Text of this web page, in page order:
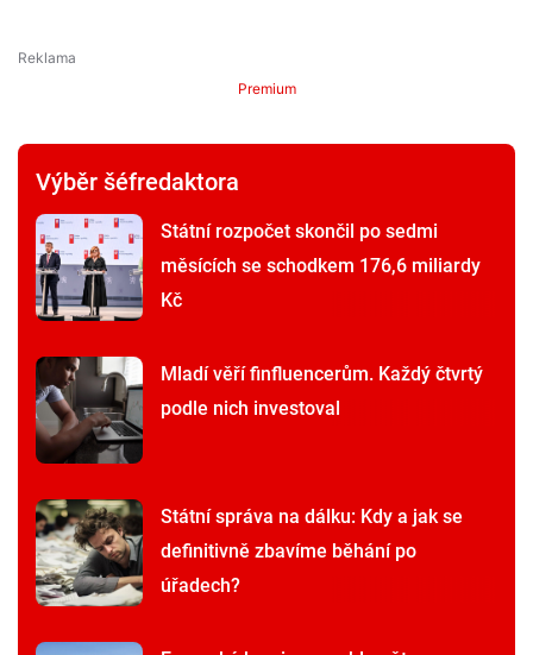
Premium
Výběr šéfredaktora
Státní rozpočet skončil po sedmi
měsících se schodkem 176,6 miliardy
Kč
Mladí věří finfluencerům. Každý čtvrtý
podle nich investoval
Státní správa na dálku: Kdy a jak se
definitivně zbavíme běhání po
úřadech?